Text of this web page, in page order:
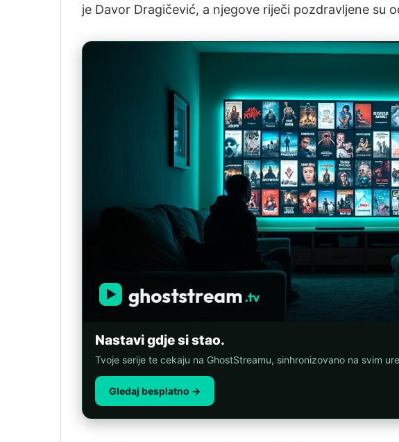
je Davor Dragičević, a njegove riječi pozdravljene su
Nastavi gdje si stao.
Tvoje serije te cekaju na GhostStreamu, sinhronizovano na svim
Gledaj besplatno →